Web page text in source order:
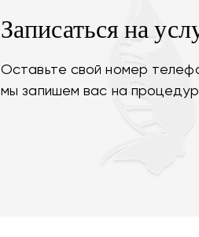
Записаться на
Оставьте свой номер
мы запишем вас на